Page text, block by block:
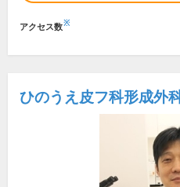
アクセス数※
ひのうえ皮フ科形成外